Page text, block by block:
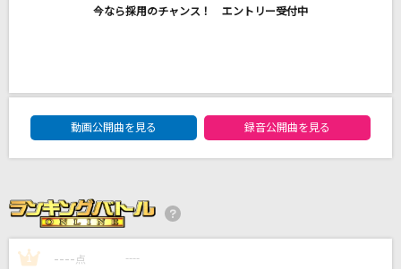
ずっと真夜中でいいのに。
花束
今なら採用のチャンス！ エントリー受付中
DAM★ともボーカルエントリーランキング
動画公開曲を見る
録音公開曲を見る
1 ---- 点 ----